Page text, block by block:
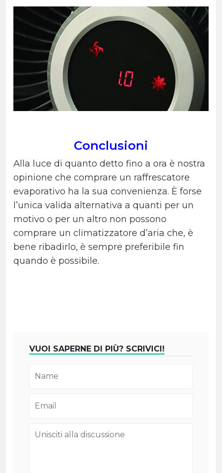
Conclusioni
Alla luce di quanto detto fino a ora è nostra
opinione che comprare un raffrescatore
evaporativo ha la sua convenienza. È forse
l’unica valida alternativa a quanti per un
motivo o per un altro non possono
comprare un climatizzatore d’aria che, è
bene ribadirlo, è sempre preferibile fin
quando è possibile.
VUOI SAPERNE DI PIÙ? SCRIVICI!